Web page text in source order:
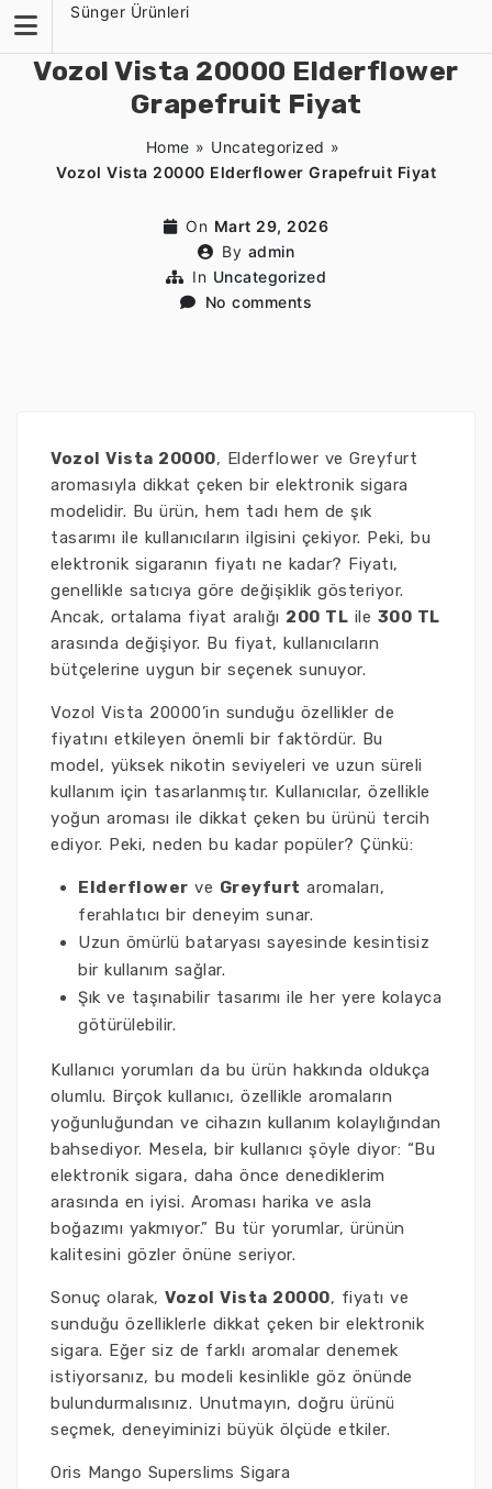
content
Sünger Ürünleri
Vozol Vista 20000 Elderflower
Grapefruit Fiyat
Home » Uncategorized »
Vozol Vista 20000 Elderflower Grapefruit Fiyat
On Mart 29, 2026
By admin
In Uncategorized
No comments
Vozol Vista 20000, Elderflower ve Greyfurt
aromasıyla dikkat çeken bir elektronik sigara
modelidir. Bu ürün, hem tadı hem de şık
tasarımı ile kullanıcıların ilgisini çekiyor. Peki, bu
elektronik sigaranın fiyatı ne kadar? Fiyatı,
genellikle satıcıya göre değişiklik gösteriyor.
Ancak, ortalama fiyat aralığı 200 TL ile 300 TL
arasında değişiyor. Bu fiyat, kullanıcıların
bütçelerine uygun bir seçenek sunuyor.
Vozol Vista 20000’in sunduğu özellikler de
fiyatını etkileyen önemli bir faktördür. Bu
model, yüksek nikotin seviyeleri ve uzun süreli
kullanım için tasarlanmıştır. Kullanıcılar, özellikle
yoğun aroması ile dikkat çeken bu ürünü tercih
ediyor. Peki, neden bu kadar popüler? Çünkü:
Elderflower ve Greyfurt aromaları,
ferahlatıcı bir deneyim sunar.
Uzun ömürlü bataryası sayesinde kesintisiz
bir kullanım sağlar.
Şık ve taşınabilir tasarımı ile her yere kolayca
götürülebilir.
Kullanıcı yorumları da bu ürün hakkında oldukça
olumlu. Birçok kullanıcı, özellikle aromaların
yoğunluğundan ve cihazın kullanım kolaylığından
bahsediyor. Mesela, bir kullanıcı şöyle diyor: “Bu
elektronik sigara, daha önce denediklerim
arasında en iyisi. Aroması harika ve asla
boğazımı yakmıyor.” Bu tür yorumlar, ürünün
kalitesini gözler önüne seriyor.
Sonuç olarak, Vozol Vista 20000, fiyatı ve
sunduğu özelliklerle dikkat çeken bir elektronik
sigara. Eğer siz de farklı aromalar denemek
istiyorsanız, bu modeli kesinlikle göz önünde
bulundurmalısınız. Unutmayın, doğru ürünü
seçmek, deneyiminizi büyük ölçüde etkiler.
Oris Mango Superslims Sigara